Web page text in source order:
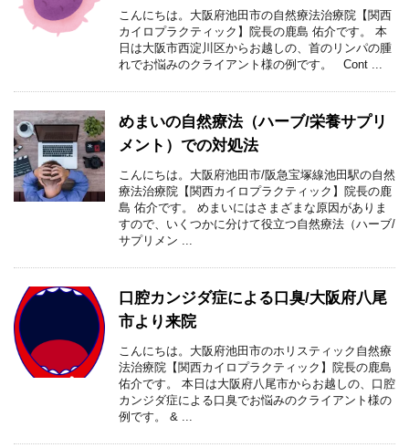
こんにちは。大阪府池田市の自然療法治療院【関西
カイロプラクティック】院長の鹿島 佑介です。 本
日は大阪市西淀川区からお越しの、首のリンパの腫
れでお悩みのクライアント様の例です。 Cont ...
めまいの自然療法（ハーブ/栄養サプリ
メント）での対処法
こんにちは。大阪府池田市/阪急宝塚線池田駅の自然
療法治療院【関西カイロプラクティック】院長の鹿
島 佑介です。 めまいにはさまざまな原因がありま
すので、いくつかに分けて役立つ自然療法（ハーブ/
サプリメン ...
口腔カンジダ症による口臭/大阪府八尾
市より来院
こんにちは。大阪府池田市のホリスティック自然療
法治療院【関西カイロプラクティック】院長の鹿島
佑介です。 本日は大阪府八尾市からお越しの、口腔
カンジダ症による口臭でお悩みのクライアント様の
例です。 & ...